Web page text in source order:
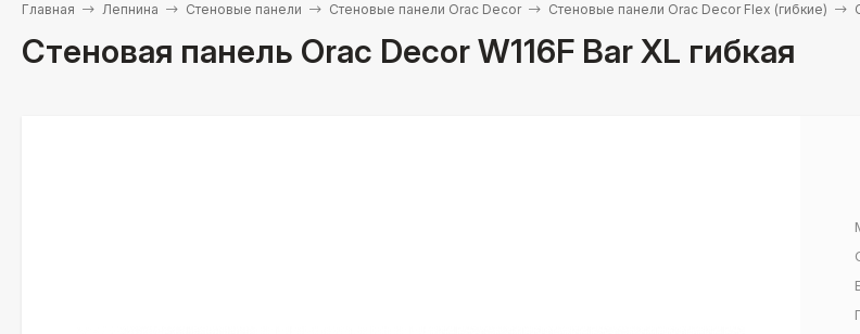
Главная Лепнина Стеновые панели Стеновые панели Orac Decor Стеновые панели Orac Decor Flex (гибкие)
Стеновая панель Orac Decor W116F Bar XL гибкая